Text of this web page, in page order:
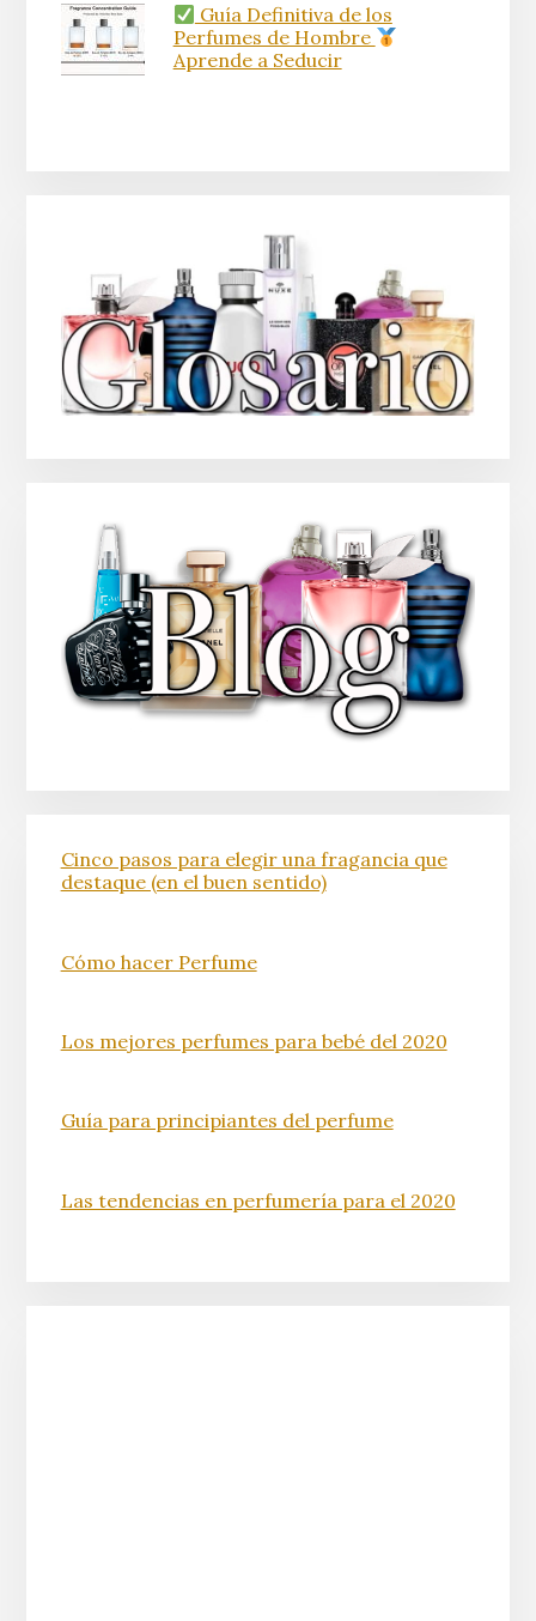
Guía Definitiva de los
Perfumes de Hombre
Aprende a Seducir
Cinco pasos para elegir una fragancia que
destaque (en el buen sentido)
Cómo hacer Perfume
Los mejores perfumes para bebé del 2020
Guía para principiantes del perfume
Las tendencias en perfumería para el 2020